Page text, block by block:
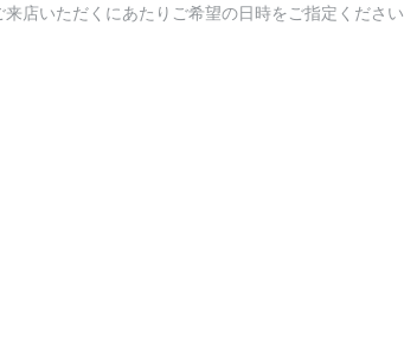
来店いただくにあたりご希望の日時をご指定ください